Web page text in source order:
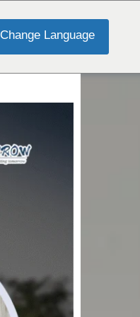
Change Language